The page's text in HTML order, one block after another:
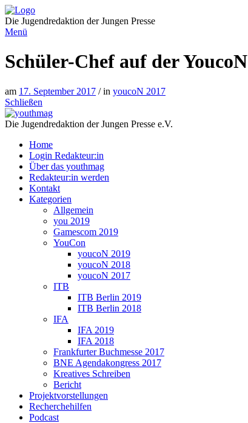
Direkt
zum
Inhalt
Die Jugendredaktion der Jungen Presse
Menü
Schüler-Chef auf der YoucoN
am 17. September 2017 / in youcoN 2017
Schließen
Die Jugendredaktion der Jungen Presse e.V.
Home
Login Redakteur:in
Über das youthmag
Redakteur:in werden
Kontakt
Kategorien
Allgemein
you 2019
Gamescom 2019
YouCon
youcoN 2019
youcoN 2018
youcoN 2017
ITB
ITB Berlin 2019
ITB Berlin 2018
IFA
IFA 2019
IFA 2018
Frankfurter Buchmesse 2017
BNE Agendakongress 2017
Kreatives Schreiben
Bericht
Projektvorstellungen
Recherchehilfen
Podcast